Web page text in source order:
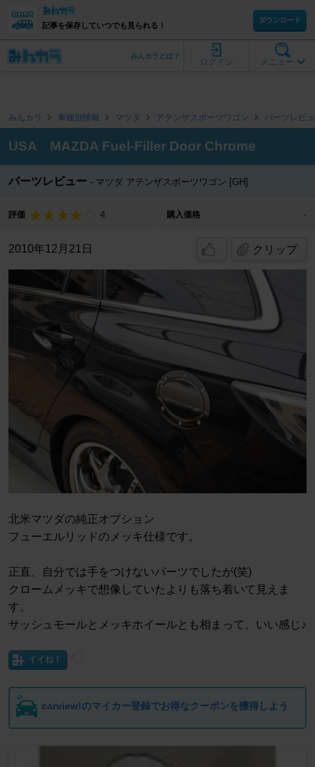
記事を保存していつでも見られる！
ダウンロード
メニュー
ログイン
みんカラとは？
みんカラ 車種別情報 マツダ アテンザスポーツワゴン パーツレビ
USA MAZDA Fuel-Filler Door Chrome
パーツレビュー マツダ アテンザスポーツワゴン [GH]
評価 4 購入価格 -
2010年12月21日 クリップ
北米マツダの純正オプション
フューエルリッドのメッキ仕様です。
正直、自分では手をつけないパーツでしたが(笑)
クロームメッキで想像していたよりも落ち着いて見えま
す。
サッシュモールとメッキホイールとも相まって、いい感じ♪
イイね！
carview!のマイカー登録でお得なクーポンを獲得しよう